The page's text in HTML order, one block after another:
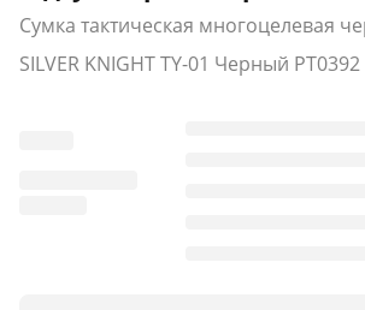
Сумка тактическая многоцелевая
SILVER KNIGHT TY-01 Черный PT0392